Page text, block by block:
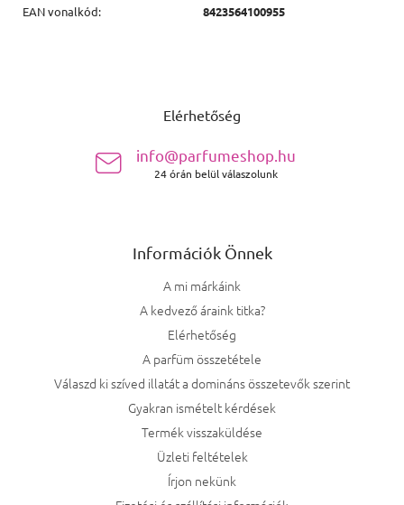
EAN vonalkód: 8423564100955
Elérhetőség
info@parfumeshop.hu
24 órán belül válaszolunk
Információk Önnek
A mi márkáink
A kedvező áraink titka?
Elérhetőség
A parfüm összetétele
Válaszd ki szíved illatát a domináns összetevők szerint
Gyakran ismételt kérdések
Termék visszaküldése
Üzleti feltételek
Írjon nekünk